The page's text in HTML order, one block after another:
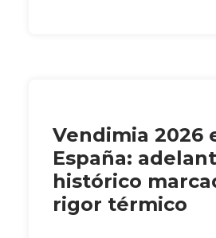
Vendimia 2026
España:
histórico
rigor térmico